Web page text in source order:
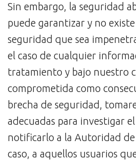
Sin embargo, la seguridad
puede garantizar y no
seguridad que sea
el caso de cualquier
tratamiento y bajo nuestro
comprometida como
brecha de seguridad,
adecuadas para investigar
notificarlo a la Autoridad
caso, a aquellos usuarios